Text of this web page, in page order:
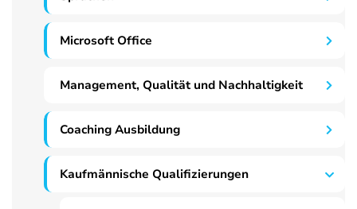
Microsoft Office
Management, Qualität und Nachhaltigkeit
Coaching Ausbildung
Kaufmännische Qualifizierungen